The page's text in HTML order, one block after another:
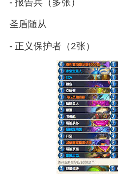
- 报告兵（多张）
圣盾随从
- 正义保护者（2张）